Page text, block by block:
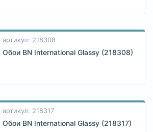
артикул: 218308
Обои BN International Glassy (218308)
артикул: 218317
Обои BN International Glassy (218317)